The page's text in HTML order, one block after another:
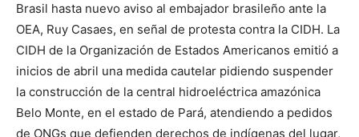
Brasil hasta nuevo aviso al embajador brasileño ante la
OEA, Ruy Casaes, en señal de protesta contra la CIDH. La
CIDH de la Organización de Estados Americanos emitió a
inicios de abril una medida cautelar pidiendo suspender
la construcción de la central hidroeléctrica amazónica
Belo Monte, en el estado de Pará, atendiendo a pedidos
de ONGs que defienden derechos de indígenas del lugar,